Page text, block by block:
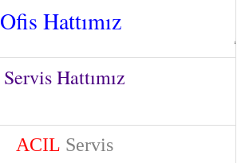
Ofis Hattımız
Servis Hattımız
ACIL Servis